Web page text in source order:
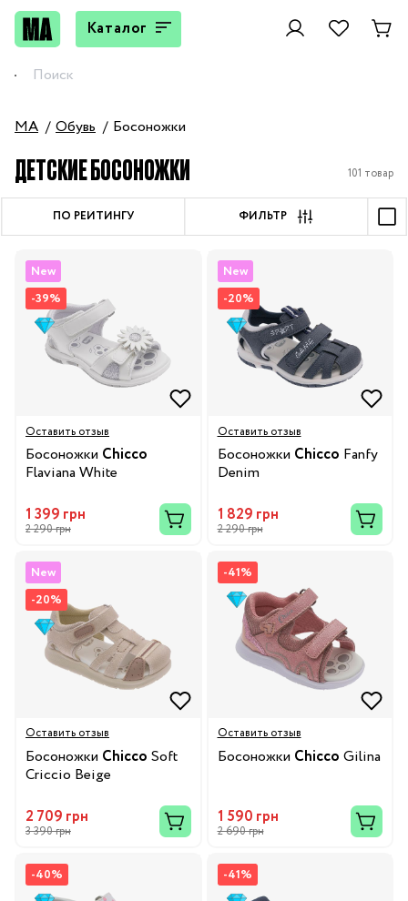
Каталог
MA Обувь Босоножки
ДЕТСКИЕ БОСОНОЖКИ 101 товар
ПО РЕЙТИНГУ ФИЛЬТР
New
-39%
Оставить отзыв
Босоножки Chicco
Flaviana White
1 399 грн
2 290 грн
New
-20%
Оставить отзыв
Босоножки Chicco Fanfy
Denim
1 829 грн
2 290 грн
New
-20%
Оставить отзыв
Босоножки Chicco Soft
Criccio Beige
2 709 грн
3 390 грн
-41%
Оставить отзыв
Босоножки Chicco Gilina
1 590 грн
2 690 грн
-40% -41%